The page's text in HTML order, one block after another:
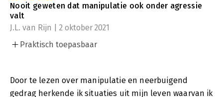
Nooit geweten dat manipulatie ook onder agressie
valt
J.L. van Rijn | 2 oktober 2021
Praktisch toepasbaar
Door te lezen over manipulatie en neerbuigend
gedrag herkende ik situaties uit mijn leven waarvan ik